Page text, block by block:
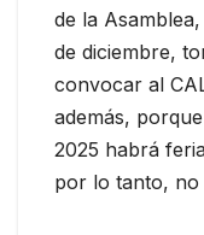
de la
de diciembre,
convocar al
además,
2025 habrá
por lo tanto, no